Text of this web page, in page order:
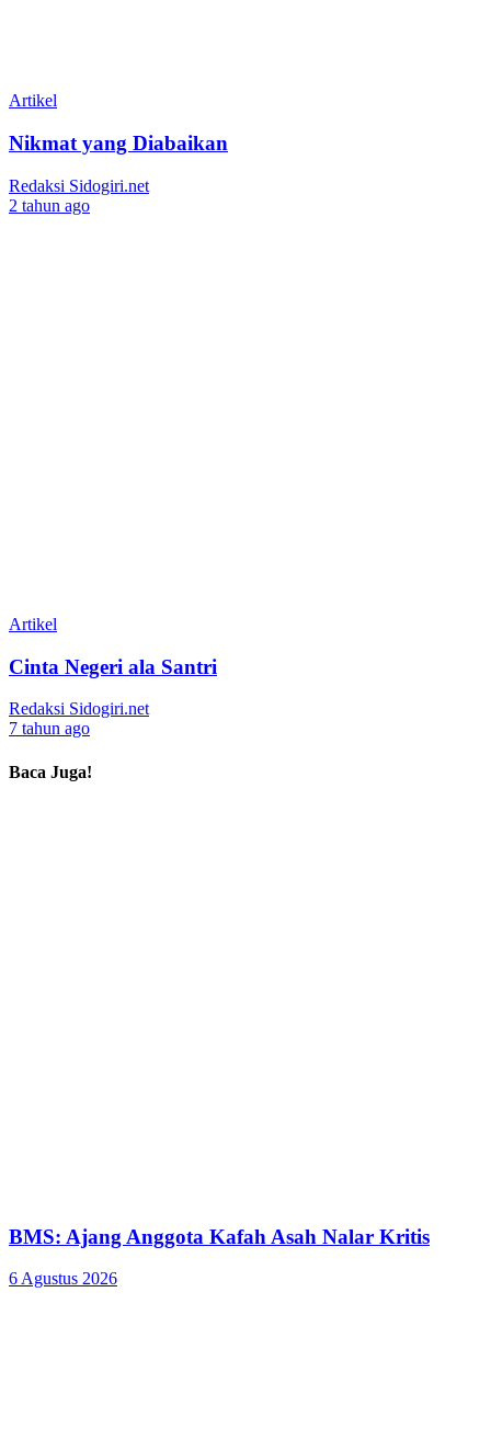
Artikel
Nikmat yang Diabaikan
Redaksi Sidogiri.net
2 tahun ago
Artikel
Cinta Negeri ala Santri
Redaksi Sidogiri.net
7 tahun ago
Baca Juga!
BMS: Ajang Anggota Kafah Asah Nalar Kritis
6 Agustus 2026